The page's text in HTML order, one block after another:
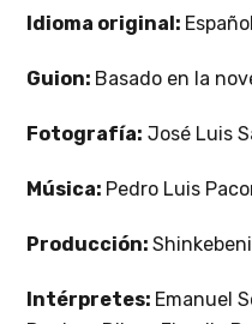
Idioma original: Español
Guion: Basado en la
Fotografía: José Luis
Música: Pedro Luis
Producción:
Intérpretes: Emanuel